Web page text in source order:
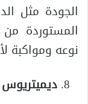
الجودة مثل
المستوردة من
نوعه ومواكبة
ديميتريوس